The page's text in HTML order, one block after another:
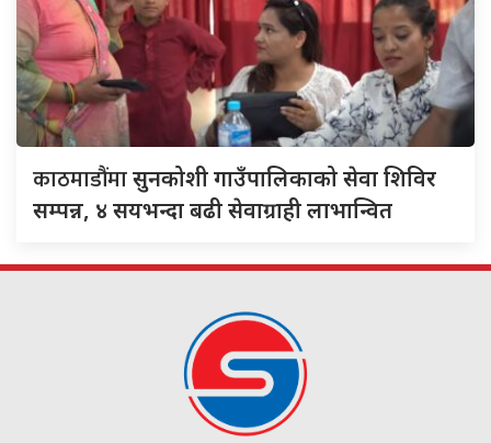
काठमाडौंमासुनकोशी गाउँपालिकाको सेवा शिविर
सम्पन्न, ४ सयभन्दा बढी सेवाग्राही लाभान्वित